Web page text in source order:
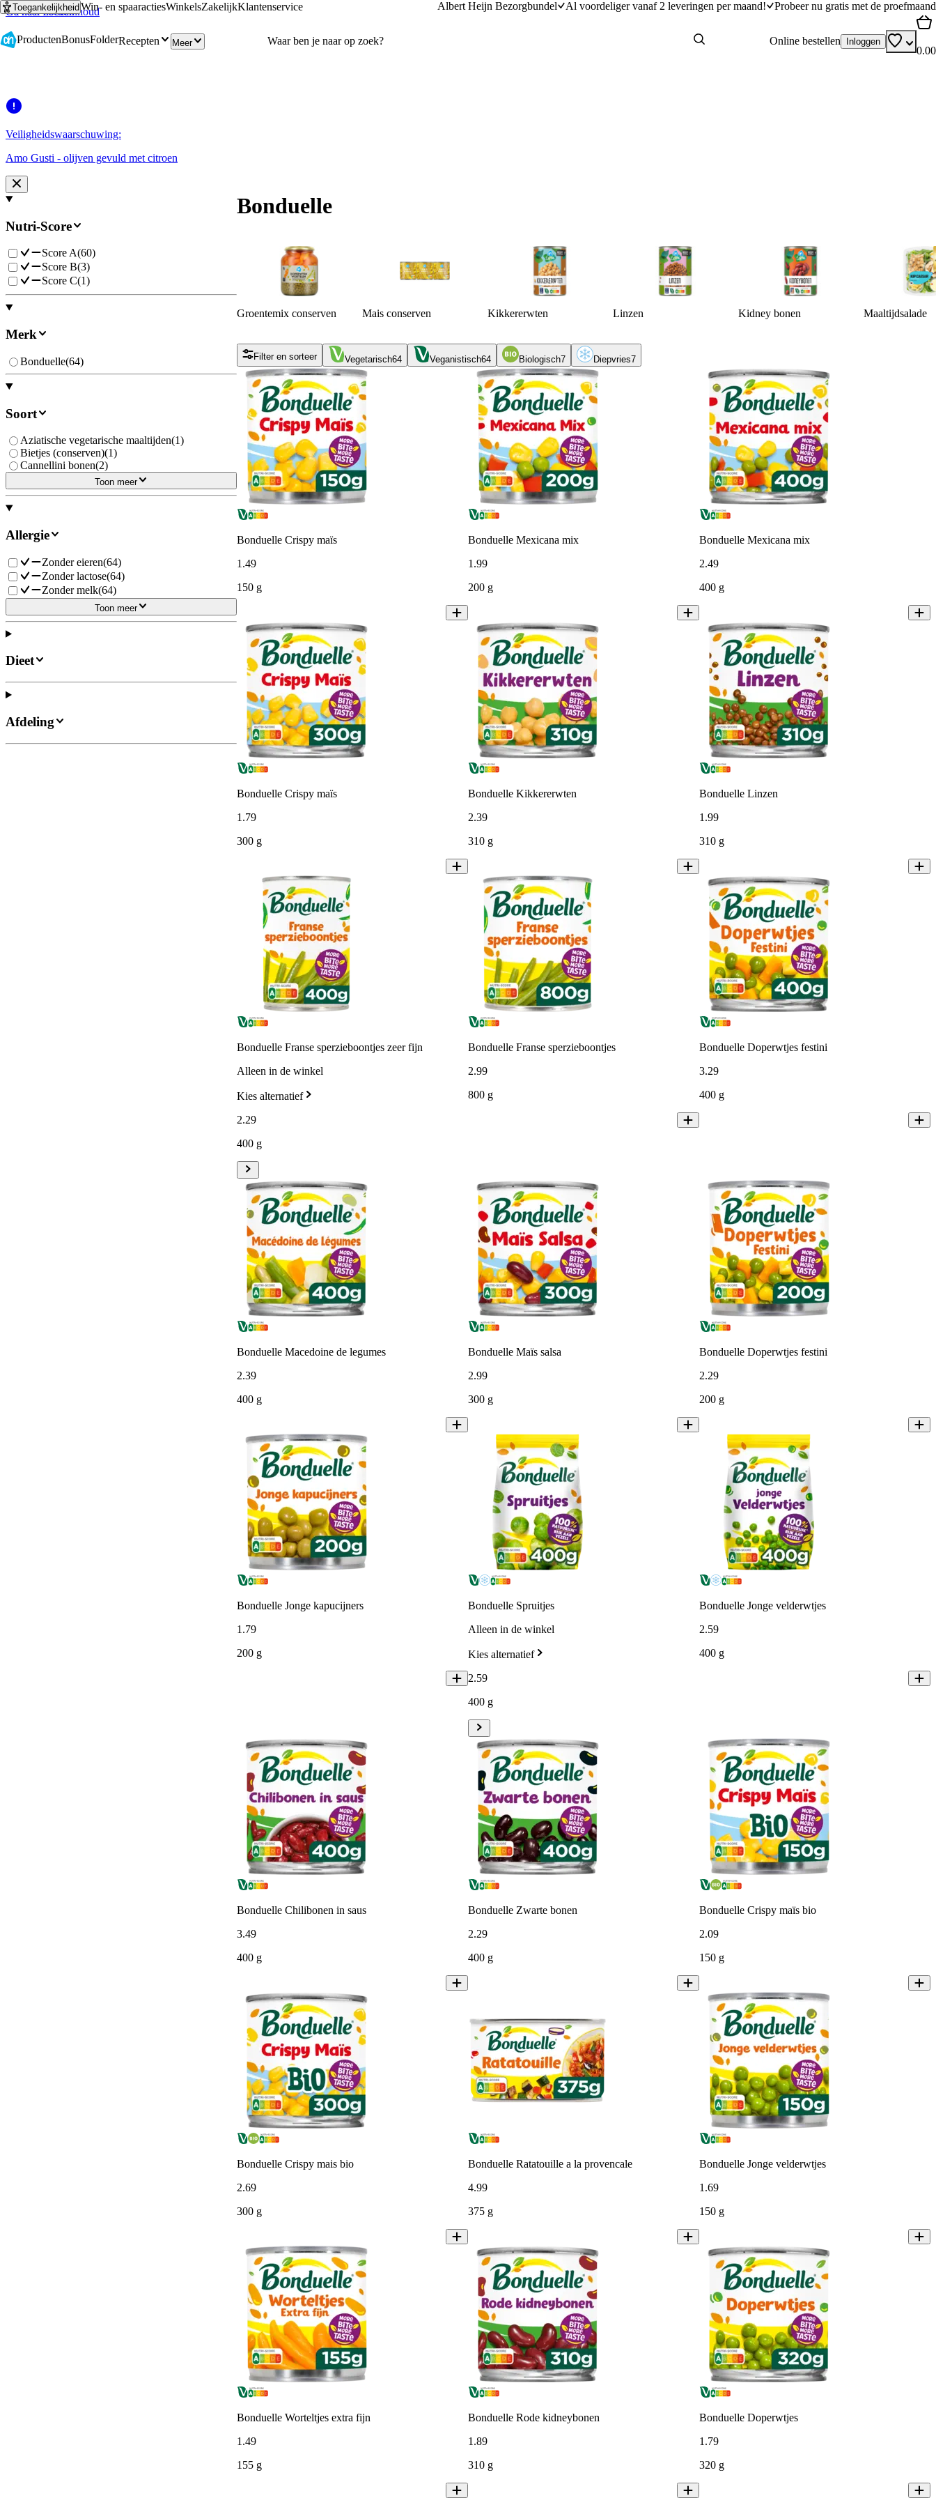
Ga naar hoofdinhoud
Ga naar zoeken
ToegankelijkheidWin- en spaaractiesWinkelsZakelijkKlantenservice Albert Heijn Bezorgbundel Al voordeliger vanaf 2 leveringen per maand! Probeer nu gratis met de proefmaand
ProductenBonusFolderRecepten Meer Online bestellen Inloggen
0.00
Veiligheidswaarschuwing:
Amo Gusti - olijven gevuld met citroen
Nutri-Score
Score A(60)
Score B(3)
Score C(1)
Merk
Bonduelle(64)
Soort
Aziatische vegetarische maaltijden(1)
Bietjes (conserven)(1)
Cannellini bonen(2)
Toon meer
Allergie
Zonder eieren(64)
Zonder lactose(64)
Zonder melk(64)
Toon meer
Dieet
Afdeling
Bonduelle
Groentemix conserven Mais conserven Kikkererwten Linzen Kidney bonen Maaltijdsalade
Filter en sorteer Vegetarisch64 Veganistisch64 Biologisch7 Diepvries7
Bonduelle Crispy maïs
1.49
150 g
Bonduelle Mexicana mix
1.99
200 g
Bonduelle Mexicana mix
2.49
400 g
Bonduelle Crispy maïs
1.79
300 g
Bonduelle Kikkererwten
2.39
310 g
Bonduelle Linzen
1.99
310 g
Bonduelle Franse sperzieboontjes zeer fijn
Alleen in de winkel
Kies alternatief
2.29
400 g
Bonduelle Franse sperzieboontjes
2.99
800 g
Bonduelle Doperwtjes festini
3.29
400 g
Bonduelle Macedoine de legumes
2.39
400 g
Bonduelle Maïs salsa
2.99
300 g
Bonduelle Doperwtjes festini
2.29
200 g
Bonduelle Jonge kapucijners
1.79
200 g
Bonduelle Spruitjes
Alleen in de winkel
Kies alternatief
2.59
400 g
Bonduelle Jonge velderwtjes
2.59
400 g
Bonduelle Chilibonen in saus
3.49
400 g
Bonduelle Zwarte bonen
2.29
400 g
Bonduelle Crispy maïs bio
2.09
150 g
Bonduelle Crispy mais bio
2.69
300 g
Bonduelle Ratatouille a la provencale
4.99
375 g
Bonduelle Jonge velderwtjes
1.69
150 g
Bonduelle Worteltjes extra fijn
1.49
155 g
Bonduelle Rode kidneybonen
1.89
310 g
Bonduelle Doperwtjes
1.79
320 g